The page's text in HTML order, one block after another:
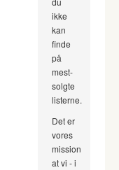
ikke
kan
finde
på
mest-
solgte
listerne.
Det er
vores
mission
at vi - i